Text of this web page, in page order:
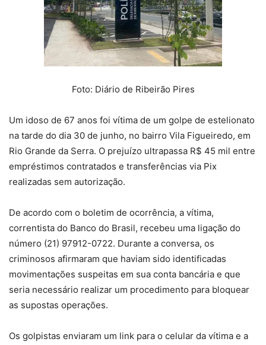
Foto: Diário de Ribeirão Pires
Um idoso de 67 anos foi vítima de um golpe de estelionato
na tarde do dia 30 de junho, no bairro Vila Figueiredo, em
Rio Grande da Serra. O prejuízo ultrapassa R$ 45 mil entre
empréstimos contratados e transferências via Pix
realizadas sem autorização.
De acordo com o boletim de ocorrência, a vítima,
correntista do Banco do Brasil, recebeu uma ligação do
número (21) 97912-0722. Durante a conversa, os
criminosos afirmaram que haviam sido identificadas
movimentações suspeitas em sua conta bancária e que
seria necessário realizar um procedimento para bloquear
as supostas operações.
Os golpistas enviaram um link para o celular da vítima e a